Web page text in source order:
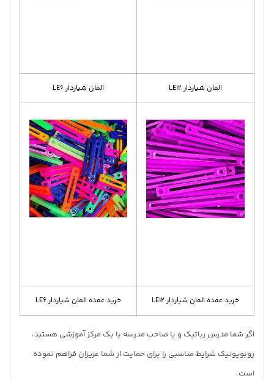
المان شیاردار LE12 المان شیاردار LE6
خرید عمده المان شیاردار LE12 خرید عمده المان شیاردار LE6
اگر شما مدرس رباتیک و یا صاحب مدرسه یا یک مرکز آموزشی هستید،
روبویونیک شرایط مناسبی را برای حمایت از شما عزیزان فراهم نموده
است.